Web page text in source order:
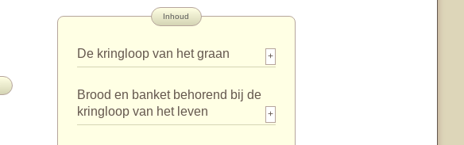
Inhoud
De kringloop van het graan +
Brood en banket behorend bij de
kringloop van het leven
+